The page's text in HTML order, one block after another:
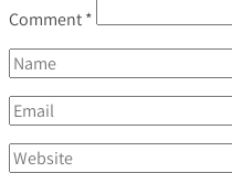
Comment*